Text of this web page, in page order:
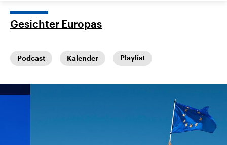
Gesichter Europas
Podcast Kalender Playlist